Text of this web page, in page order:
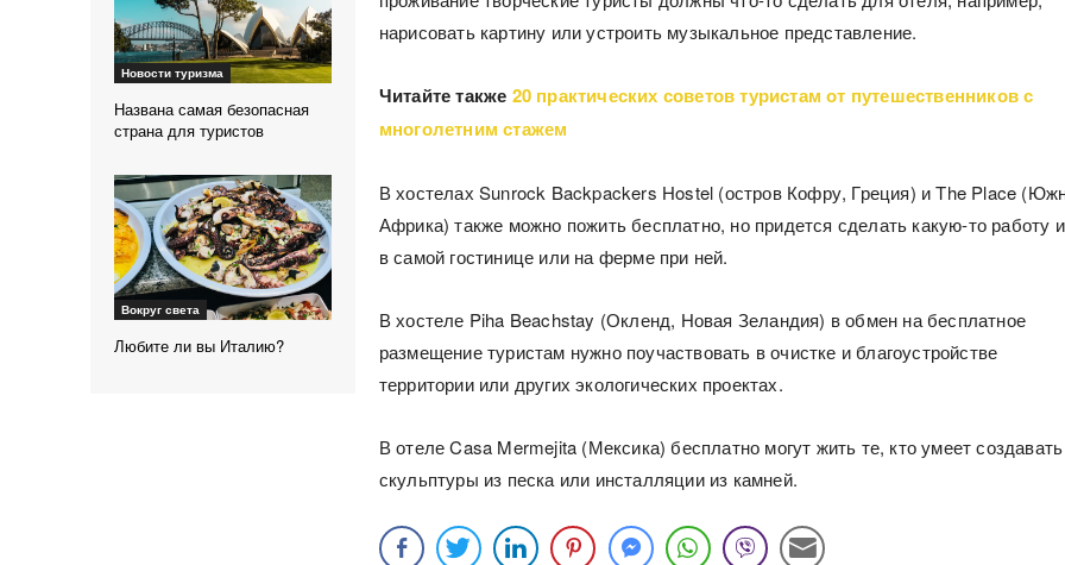
Новости туризма
Названа самая безопасная
страна для туристов
Вокруг света
Любите ли вы Италию?
нарисовать картину или устроить музыкальное представление.
Читайте также 20 практических советов туристам от путешественников с
многолетним стажем
В хостелах Sunrock Backpackers Hostel (остров Кофру, Греция) и The Place
Африка) также можно пожить бесплатно, но придется сделать какую-то работу
в самой гостинице или на ферме при ней.
В хостеле Piha Beachstay (Окленд, Новая Зеландия) в обмен на бесплатное
размещение туристам нужно поучаствовать в очистке и благоустройстве
территории или других экологических проектах.
В отеле Casa Mermejita (Мексика) бесплатно могут жить те, кто умеет создавать
скульптуры из песка или инсталляции из камней.